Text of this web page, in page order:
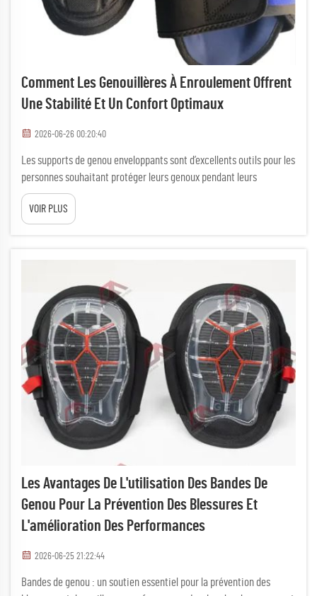
Comment Les Genouillères À Enroulement Offrent
Une Stabilité Et Un Confort Optimaux
2026-06-26 00:20:40
Les supports de genou enveloppants sont d’excellents outils pour les
personnes souhaitant protéger leurs genoux pendant leurs
déplacements. Ils sont particulièrement adaptés aux activités
sportives, professionnelles ou quotidiennes. DAFAN fabrique ces
supports afin que vous vous sentiez en sécurité et à l’aise. Lorsque
VOIR PLUS
Les Avantages De L'utilisation Des Bandes De
Genou Pour La Prévention Des Blessures Et
L'amélioration Des Performances
2026-06-25 21:22:44
Bandes de genou : un soutien essentiel pour la prévention des